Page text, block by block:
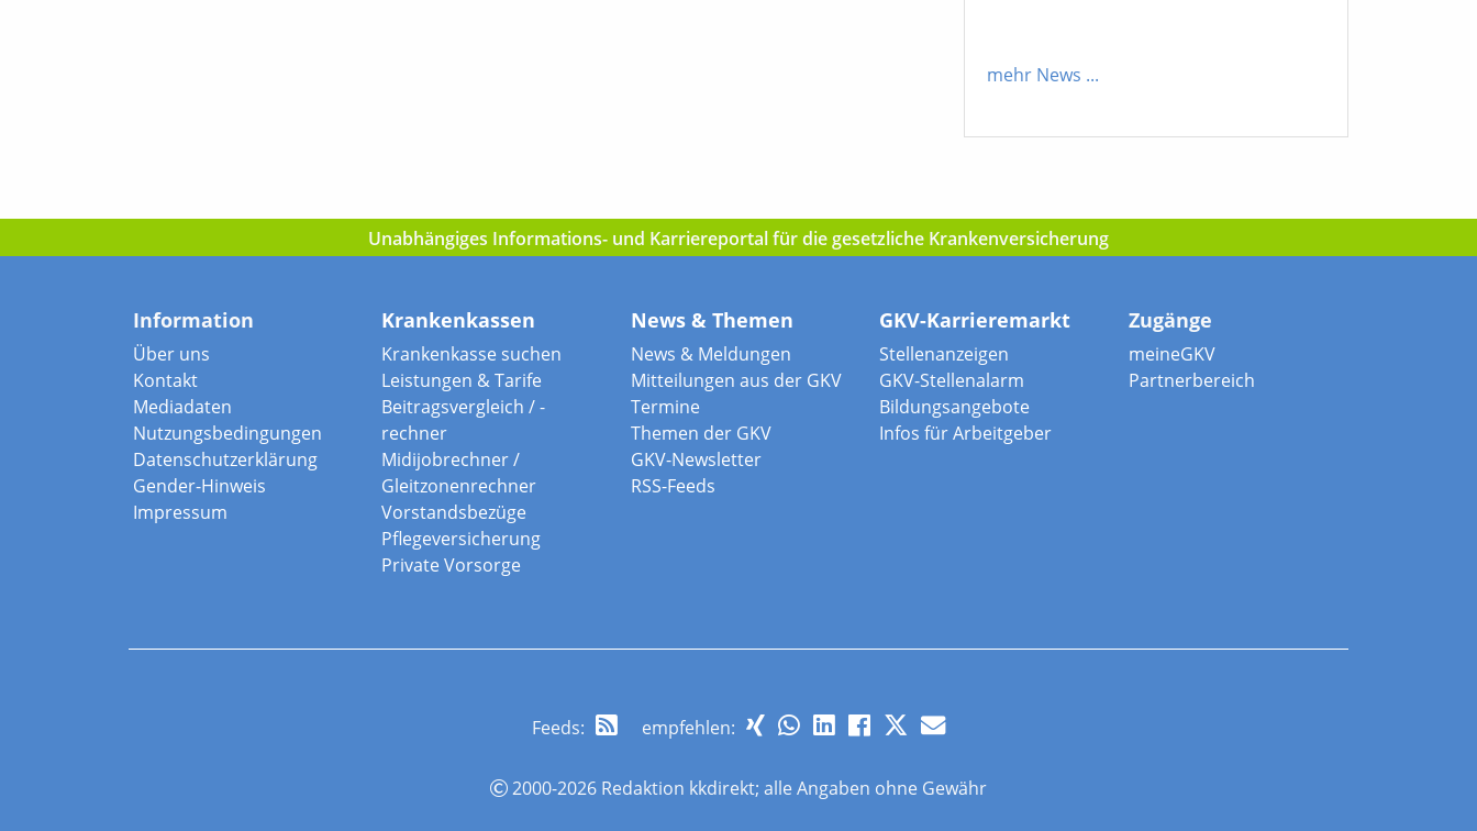
mehr News ...
Unabhängiges Informations- und Karriereportal für die gesetzliche Krankenversicherung
Information
Über uns
Kontakt
Mediadaten
Nutzungsbedingungen
Datenschutzerklärung
Gender-Hinweis
Impressum
Krankenkassen
Krankenkasse suchen
Leistungen & Tarife
Beitragsvergleich / -
rechner
Midijobrechner /
Gleitzonenrechner
Vorstandsbezüge
Pflegeversicherung
Private Vorsorge
News & Themen
News & Meldungen
Mitteilungen aus der GKV
Termine
Themen der GKV
GKV-Newsletter
RSS-Feeds
GKV-Karrieremarkt
Stellenanzeigen
GKV-Stellenalarm
Bildungsangebote
Infos für Arbeitgeber
Zugänge
meineGKV
Partnerbereich
Feeds: empfehlen:
2000-2026 Redaktion kkdirekt; alle Angaben ohne Gewähr